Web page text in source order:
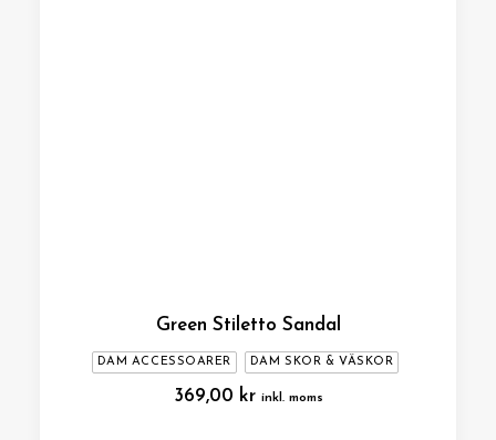
Green Stiletto Sandal
DAM ACCESSOARER DAM SKOR & VÄSKOR
369,00 kr inkl. moms